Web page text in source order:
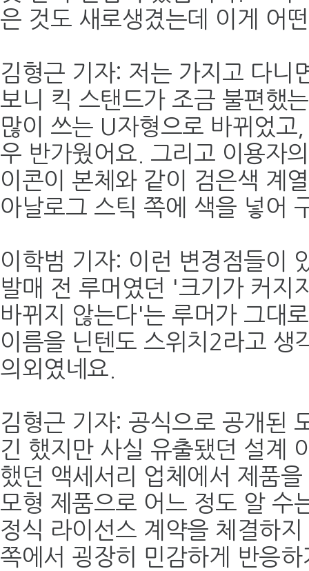
은 것도 새로생겼는데 이게 어
김형근 기자: 저는 가지고 다니
보니 킥 스탠드가 조금 불편했
많이 쓰는 U자형으로 바뀌었
우 반가웠어요. 그리고 이용자
이콘이 본체와 같이 검은색 계
아날로그 스틱 쪽에 색을 넣어
이학범 기자: 이런 변경점들이
발매 전 루머였던 '크기가 커지
바뀌지 않는다'는 루머가 그대
이름을 닌텐도 스위치2라고 생
의외였네요.
김형근 기자: 공식으로 공개된
긴 했지만 사실 유출됐던 설계
했던 액세서리 업체에서 제품
모형 제품으로 어느 정도 알 수
정식 라이선스 계약을 체결하
쪽에서 굉장히 민감하게 반응